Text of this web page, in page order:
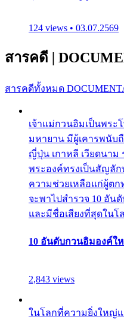
124 views • 03.07.2569
สารคดี |
สารคดีทั้งหมด
เจ้าแม่กวนอิมเป็นพร
มหายาน มีผู้เคารพนับ
ญี่ปุ่น เกาหลี เวียดนาม
พระองค์ทรงเป็นสัญลั
ความช่วยเหลือแก่ผู้ตก
จะพาไปสำรวจ 10 อัน
และมีชื่อเสียงที่สุดในโ
10 อันดับกวนอิมองค์ใ
2,843 views
ในโลกที่ความยิ่งใหญ่